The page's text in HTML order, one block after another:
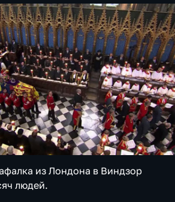
из Лондона в Виндзор
людей.